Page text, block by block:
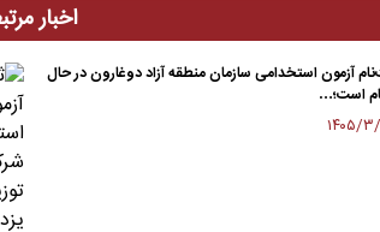
اخبار
آزمون استخدامی سازمان منطقه آزاد دوغارون در حال
است؛…
۳/۲۳